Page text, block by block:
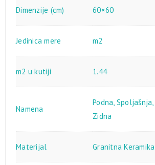
Dimenzije (cm) 60×60
Jedinica mere m2
m2 u kutiji 1.44
Namena
Podna, Spoljašnja,
Zidna
Materijal Granitna Keramika